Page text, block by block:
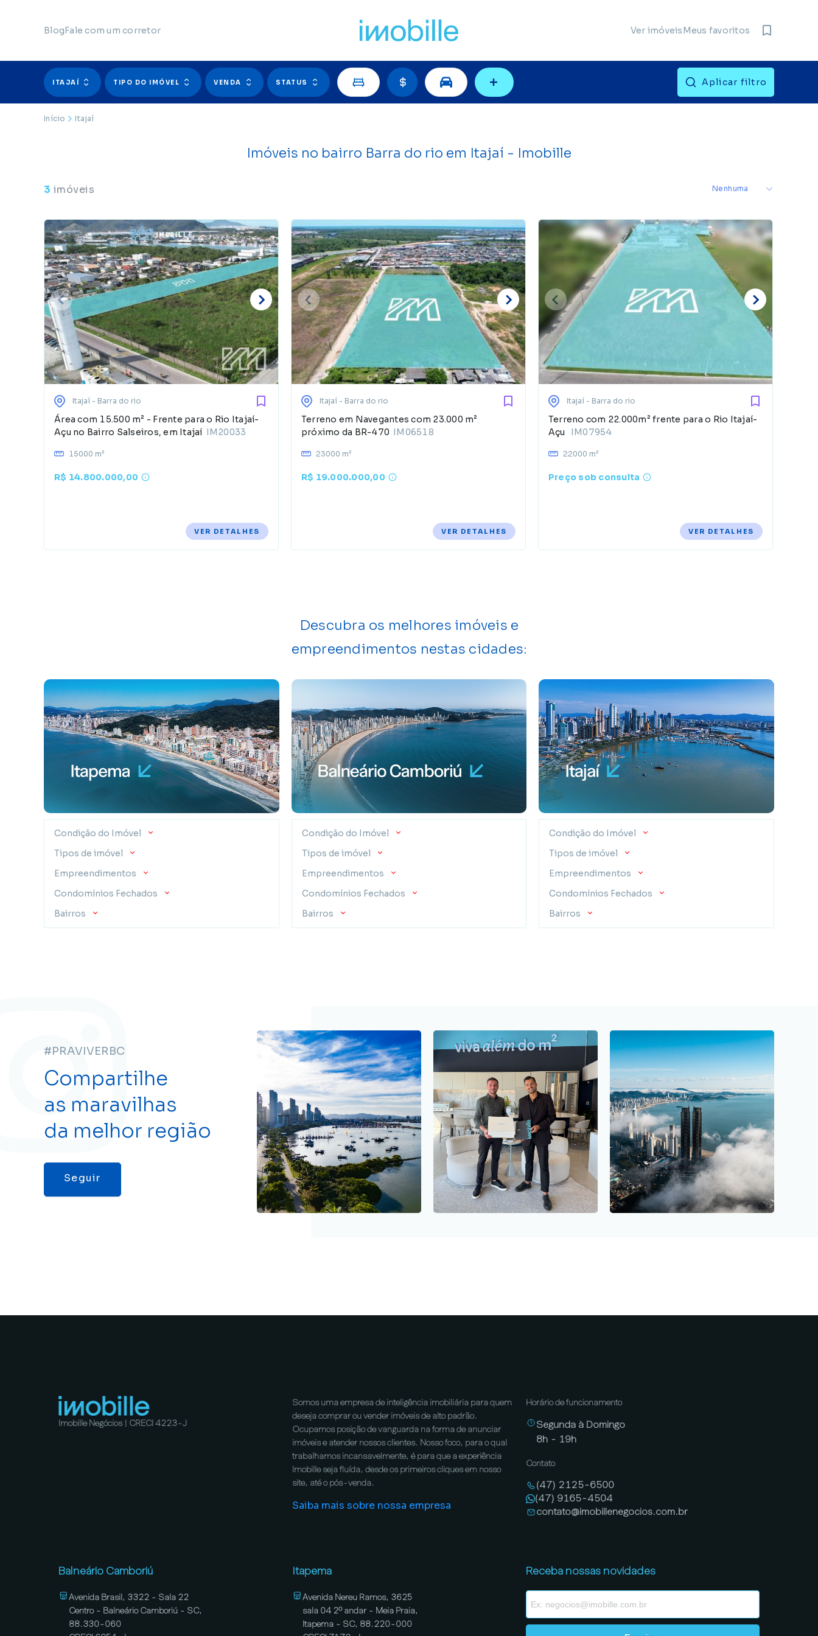
BlogFale com um corretor Ver imóveisMeus favoritos
ITAJAÍ TIPO DO IMÓVEL VENDA STATUS Filtros Aplicar filtro
Início Itajaí
Imóveis no bairro Barra do rio em Itajaí - Imobille
3 imóveis
Itajaí - Barra do rio
Área com 15.500 m² - Frente para o Rio Itajaí-
Açu no Bairro Salseiros, em Itajaí IM20033
15000 m²
R$ 14.800.000,00
VER DETALHES
Itajaí - Barra do rio
Terreno em Navegantes com 23.000 m²
próximo da BR-470 IM06518
23000 m²
R$ 19.000.000,00
VER DETALHES
Itajaí - Barra do rio
Terreno com 22.000m² frente para o Rio Itajaí-
Açu
IM07954
22000 m²
Preço sob consulta
VER DETALHES
Descubra os melhores imóveis e
empreendimentos nestas cidades:
Condição do Imóvel
Tipos de imóvel
Empreendimentos
Condomínios Fechados
Bairros
Condição do Imóvel
Tipos de imóvel
Empreendimentos
Condomínios Fechados
Bairros
Condição do Imóvel
Tipos de imóvel
Empreendimentos
Condomínios Fechados
Bairros
#PRAVIVERBC
Compartilhe
as maravilhas
da melhor região
Seguir
Imobille Negócios | CRECI 4223-J
Somos uma empresa de inteligência imobiliária para quem
deseja comprar ou vender imóveis de alto padrão.
Ocupamos posição de vanguarda na forma de anunciar
imóveis e atender nossos clientes. Nosso foco, para o qual
trabalhamos incansavelmente, é para que a experiência
Imobille seja fluída, desde os primeiros cliques em nosso
site, até o pós-venda.
Saiba mais sobre nossa empresa
Horário de funcionamento
Segunda à Domingo
8h - 19h
Contato
(47) 2125-6500
(47) 9165-4504
contato@imobillenegocios.com.br
Balneário Camboriú
Avenida Brasil, 3322 - Sala 22
Centro - Balneário Camboriú - SC,
88.330-060
Itapema
Avenida Nereu Ramos, 3625
sala 04 2º andar - Meia Praia,
Itapema - SC, 88.220-000
Receba nossas novidades